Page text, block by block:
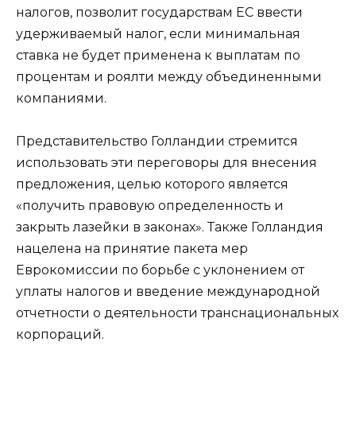
налогов, позволит государствам ЕС ввести
удерживаемый налог, если минимальная
ставка не будет применена к выплатам по
процентам и роялти между объединенными
компаниями.
Представительство Голландии стремится
использовать эти переговоры для внесения
предложения, целью которого является
«получить правовую определенность и
закрыть лазейки в законах». Также Голландия
нацелена на принятие пакета мер
Еврокомиссии по борьбе с уклонением от
уплаты налогов и введение международной
отчетности о деятельности транснациональных
корпораций.